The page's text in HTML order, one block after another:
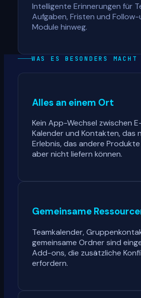
Intelligente Erinnerungen für
Aufgaben, Fristen und
Module hinweg.
WAS ES BESONDERS MACHT
Alles an einem Ort
Kein App-Wechsel zwischen
Kalender und Kontakten, das
Erlebnis, das andere
aber nicht liefern können.
Gemeinsame
Teamkalender,
gemeinsame Ordner sind
Add-ons, die zusätzliche
erfordern.